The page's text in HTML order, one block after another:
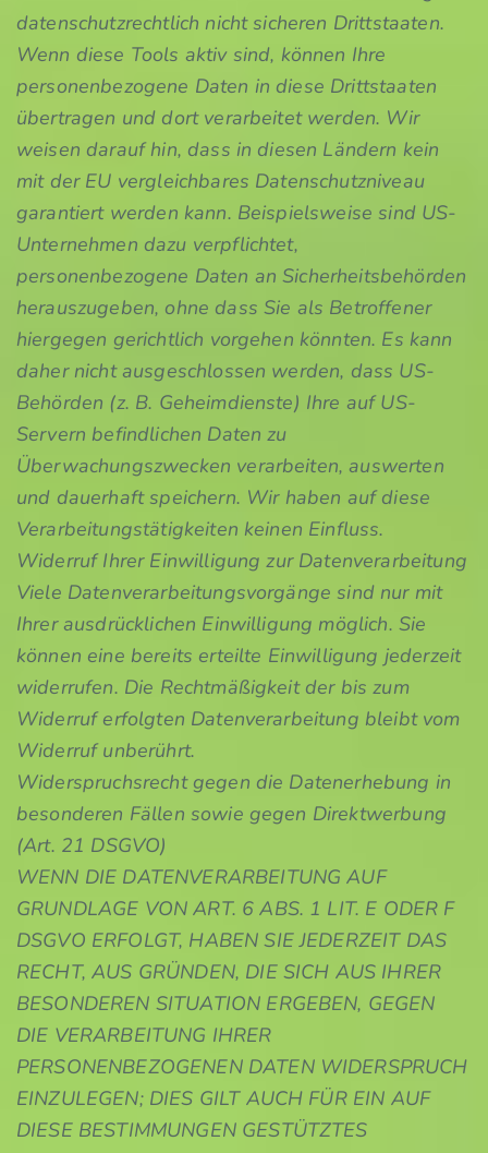
datenschutzrechtlich nicht sicheren Drittstaaten.
Wenn diese Tools aktiv sind, können Ihre
personenbezogene Daten in diese Drittstaaten
übertragen und dort verarbeitet werden. Wir
weisen darauf hin, dass in diesen Ländern kein
mit der EU vergleichbares Datenschutzniveau
garantiert werden kann. Beispielsweise sind US-
Unternehmen dazu verpflichtet,
personenbezogene Daten an Sicherheitsbehörden
herauszugeben, ohne dass Sie als Betroffener
hiergegen gerichtlich vorgehen könnten. Es kann
daher nicht ausgeschlossen werden, dass US-
Behörden (z. B. Geheimdienste) Ihre auf US-
Servern befindlichen Daten zu
Überwachungszwecken verarbeiten, auswerten
und dauerhaft speichern. Wir haben auf diese
Verarbeitungstätigkeiten keinen Einfluss.
Widerruf Ihrer Einwilligung zur Datenverarbeitung
Viele Datenverarbeitungsvorgänge sind nur mit
Ihrer ausdrücklichen Einwilligung möglich. Sie
können eine bereits erteilte Einwilligung jederzeit
widerrufen. Die Rechtmäßigkeit der bis zum
Widerruf erfolgten Datenverarbeitung bleibt vom
Widerruf unberührt.
Widerspruchsrecht gegen die Datenerhebung in
besonderen Fällen sowie gegen Direktwerbung
(Art. 21 DSGVO)
WENN DIE DATENVERARBEITUNG AUF
GRUNDLAGE VON ART. 6 ABS. 1 LIT. E ODER F
DSGVO ERFOLGT, HABEN SIE JEDERZEIT DAS
RECHT, AUS GRÜNDEN, DIE SICH AUS IHRER
BESONDEREN SITUATION ERGEBEN, GEGEN
DIE VERARBEITUNG IHRER
PERSONENBEZOGENEN DATEN WIDERSPRUCH
EINZULEGEN; DIES GILT AUCH FÜR EIN AUF
DIESE BESTIMMUNGEN GESTÜTZTES